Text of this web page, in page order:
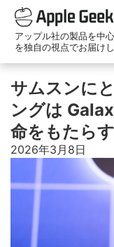
アップル社の製品を中
を独自の視点でお届け
サムスンに
ングは
命をもたら
2026年3月8日